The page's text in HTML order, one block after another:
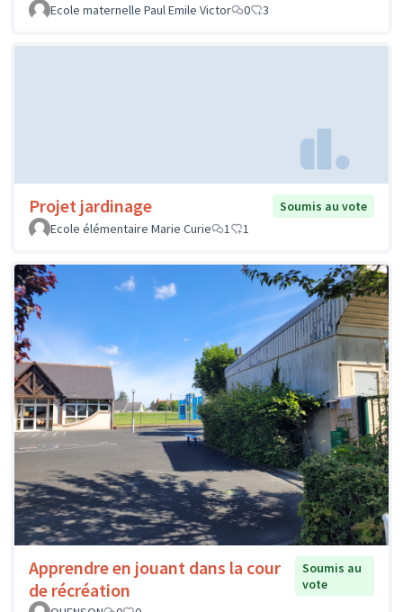
Ecole maternelle Paul Emile Victor
0 3
Projet jardinage
Soumis au vote
Ecole élémentaire Marie Curie
1 1
Apprendre en jouant dans la cour
de récréation
Soumis au
vote